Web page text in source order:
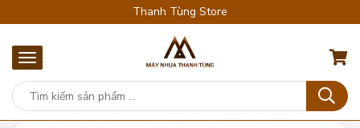
Thanh Tùng Store